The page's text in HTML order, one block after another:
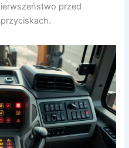
przed